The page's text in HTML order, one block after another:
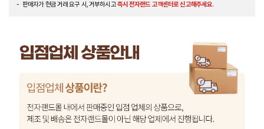
판매자가 현금 거래 요구 시, 거부하시고즉시 전자랜드 고객센터로 신고해주세요.